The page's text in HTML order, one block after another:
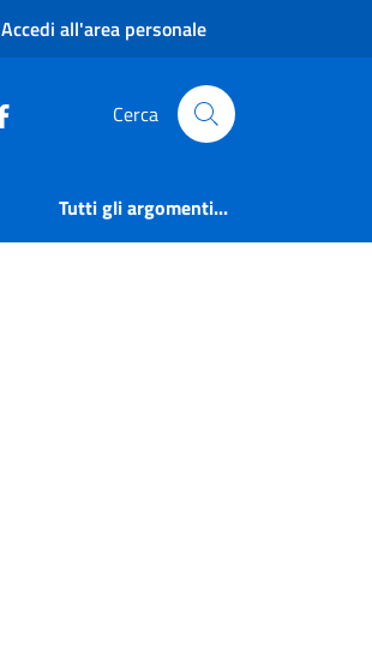
Accedi all'area personale
Cerca
Tutti gli argomenti...